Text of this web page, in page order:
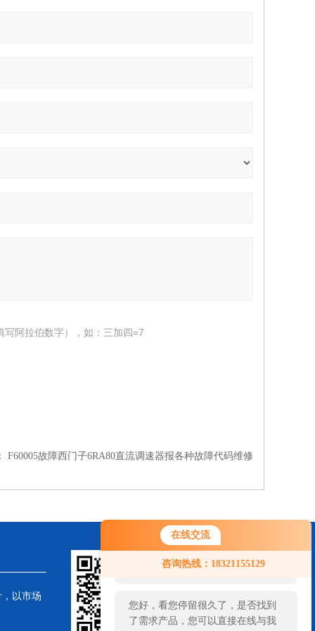
在线交流
咨询热线：18321155129
您好！欢迎前来咨询，很高兴为您
服务，请问您要咨询什么问题呢？
您好，看您停留很久了，是否找到
了需求产品，您可以直接在线与我
写阿拉伯数字），如：三加四=7
F60005故障西门子6RA80直流调速器报各种故障代码维修
以市场